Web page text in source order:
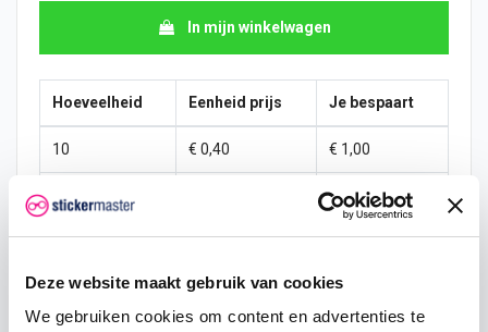
Deze website maakt gebruik van cookies
We gebruiken cookies om content en advertenties te
In mijn winkelwagen
Hoeveelheid Eenheid prijs Je bespaart
10 € 0,40 € 1,00
15 € 2,25
25 € 0,33 € 4,38
50 € 0,30 € 10,00